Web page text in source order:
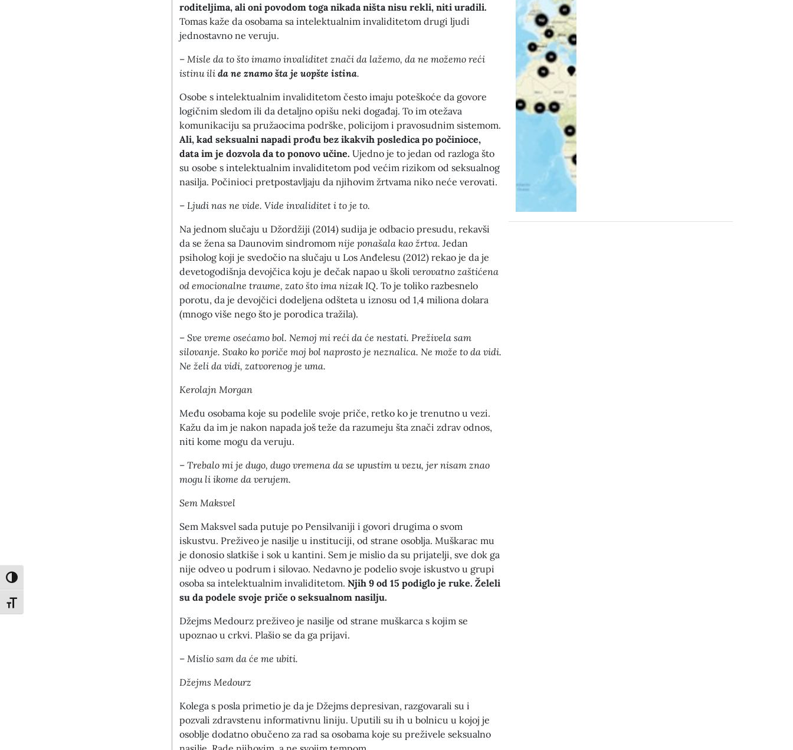
Toggle High Contrast
Toggle Font size
roditeljima, ali oni povodom toga nikada ništa nisu rekli, niti uradili.
Tomas kaže da osobama sa intelektualnim invaliditetom drugi ljudi
jednostavno ne veruju.
– Misle da to što imamo invaliditet znači da lažemo, da ne možemo reći
istinu ili da ne znamo šta je uopšte istina.
Osobe s intelektualnim invaliditetom često imaju poteškoće da govore
logičnim sledom ili da detaljno opišu neki događaj. To im otežava
komunikaciju sa pružaocima podrške, policijom i pravosudnim sistemom.
Ali, kad seksualni napadi prođu bez ikakvih posledica po počinioce,
data im je dozvola da to ponovo učine. Ujedno je to jedan od razloga što
su osobe s intelektualnim invaliditetom pod većim rizikom od seksualnog
nasilja. Počinioci pretpostavljaju da njihovim žrtvama niko neće verovati.
– Ljudi nas ne vide. Vide invaliditet i to je to.
Na jednom slučaju u Džordžiji (2014) sudija je odbacio presudu, rekavši
da se žena sa Daunovim sindromom nije ponašala kao žrtva. Jedan
psiholog koji je svedočio na slučaju u Los Anđelesu (2012) rekao je da je
devetogodišnja devojčica koju je dečak napao u školi verovatno zaštićena
od emocionalne traume, zato što ima nizak IQ. To je toliko razbesnelo
porotu, da je devojčici dodeljena odšteta u iznosu od 1,4 miliona dolara
(mnogo više nego što je porodica tražila).
– Sve vreme osećamo bol. Nemoj mi reći da će nestati. Preživela sam
silovanje. Svako ko poriče moj bol naprosto je neznalica. Ne može to da vidi.
Ne želi da vidi, zatvorenog je uma.
Kerolajn Morgan
Među osobama koje su podelile svoje priče, retko ko je trenutno u vezi.
Kažu da im je nakon napada još teže da razumeju šta znači zdrav odnos,
niti kome mogu da veruju.
– Trebalo mi je dugo, dugo vremena da se upustim u vezu, jer nisam znao
mogu li ikome da verujem.
Sem Maksvel
Sem Maksvel sada putuje po Pensilvaniji i govori drugima o svom
iskustvu. Preživeo je nasilje u instituciji, od strane osoblja. Muškarac mu
je donosio slatkiše i sok u kantini. Sem je mislio da su prijatelji, sve dok ga
nije odveo u podrum i silovao. Nedavno je podelio svoje iskustvo u grupi
osoba sa intelektualnim invaliditetom. Njih 9 od 15 podiglo je ruke. Želeli
su da podele svoje priče o seksualnom nasilju.
Džejms Medourz preživeo je nasilje od strane muškarca s kojim se
upoznao u crkvi. Plašio se da ga prijavi.
– Mislio sam da će me ubiti.
Džejms Medourz
Kolega s posla primetio je da je Džejms depresivan, razgovarali su i
pozvali zdravstenu informativnu liniju. Uputili su ih u bolnicu u kojoj je
osoblje dodatno obučeno za rad sa osobama koje su preživele seksualno